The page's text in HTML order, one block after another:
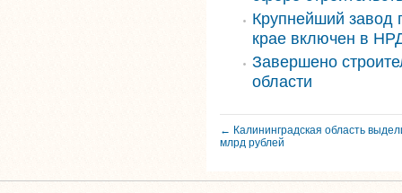
Крупнейший завод
крае включен в
Завершено
области
← Калининградская область
млрд рублей